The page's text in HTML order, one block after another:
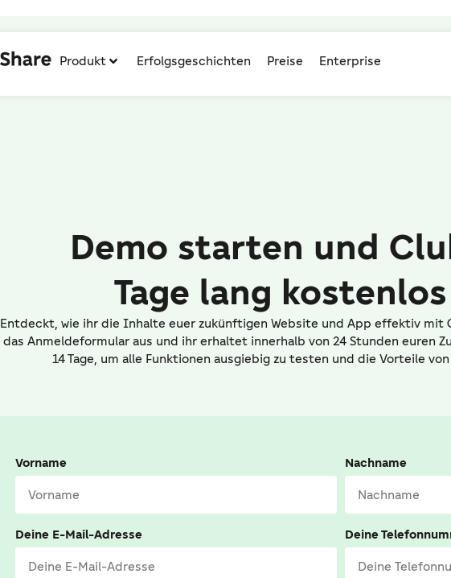
Produkt Erfolgsgeschichten Preise Enterprise
Demo starten und
Tage lang
Entdeckt, wie ihr die Inhalte euer zukünftigen Website und App effektiv mit
das Anmeldeformular aus und ihr erhaltet innerhalb von 24 Stunden euren
14 Tage, um alle Funktionen ausgiebig zu testen und die Vorteile
Vorname Nachname
Deine E-Mail-Adresse Deine